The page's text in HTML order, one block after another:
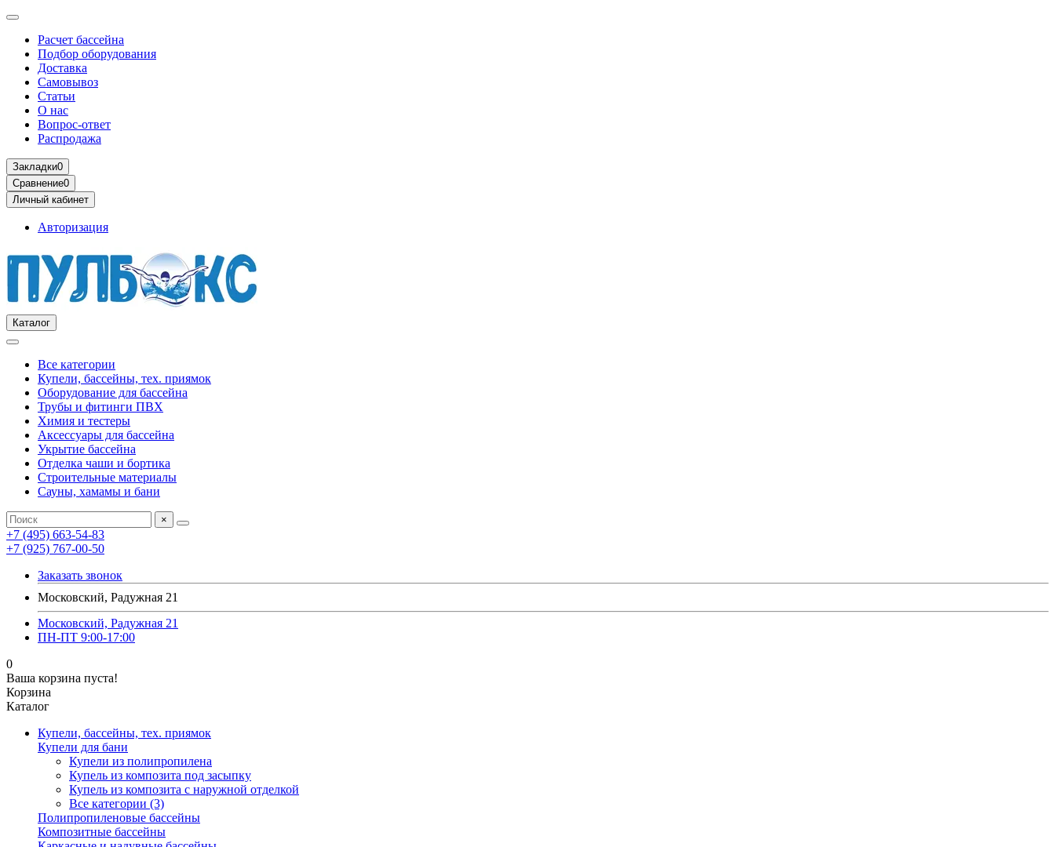
Расчет бассейна
Подбор оборудования
Доставка
Самовывоз
Статьи
О нас
Вопрос-ответ
Распродажа
Закладки0
Сравнение0
Личный кабинет
Авторизация
Каталог
Все категории
Купели, бассейны, тех. приямок
Оборудование для бассейна
Трубы и фитинги ПВХ
Химия и тестеры
Аксессуары для бассейна
Укрытие бассейна
Отделка чаши и бортика
Строительные материалы
Сауны, хамамы и бани
×
+7 (495) 663-54-83
+7 (925) 767-00-50
Заказать звонок
Московский, Радужная 21
Московский, Радужная 21
ПН-ПТ 9:00-17:00
0
Ваша корзина пуста!
Корзина
Каталог
Купели, бассейны, тех. приямок
Купели для бани
Купели из полипропилена
Купель из композита под засыпку
Купель из композита с наружной отделкой
Все категории (3)
Полипропиленовые бассейны
Композитные бассейны